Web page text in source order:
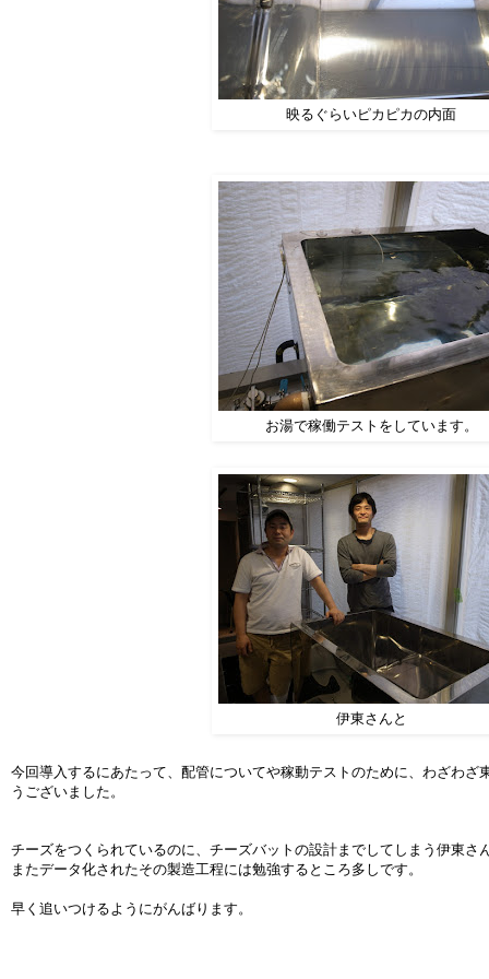
映るぐらいピカピカの内面
お湯で稼働テストをしています。
伊東さんと
今回導入するにあたって、配管についてや稼動テストのために、わざわざ
うございました。
チーズをつくられているのに、チーズバットの設計までしてしまう伊東さ
またデータ化されたその製造工程には勉強するところ多しです。
早く追いつけるようにがんばります。